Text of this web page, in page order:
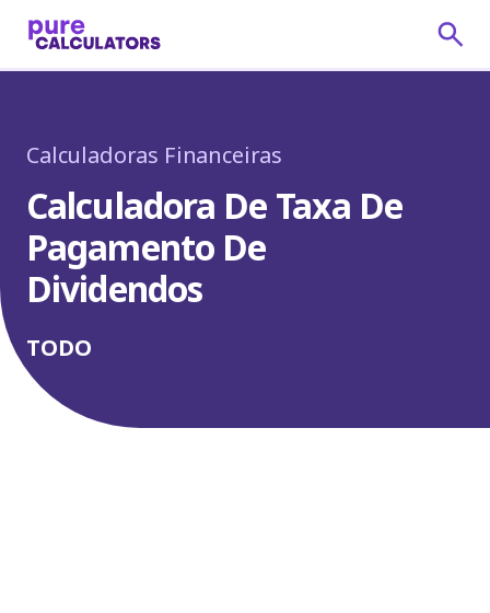
Calculadoras Financeiras
Calculadora De Taxa De
Pagamento De
Dividendos
TODO